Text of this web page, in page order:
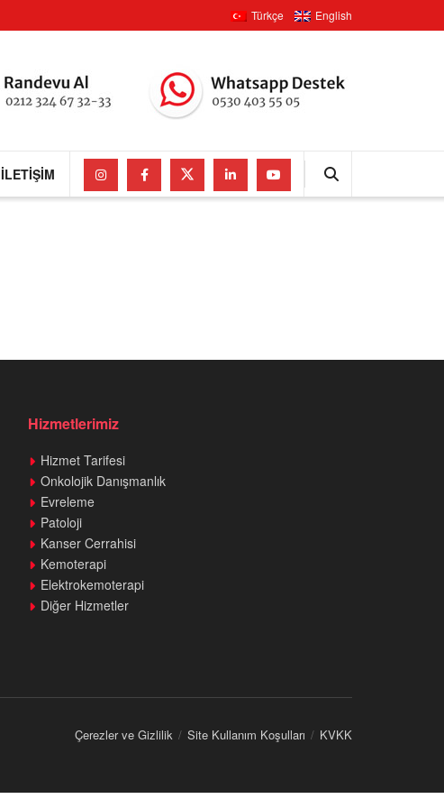
Türkçe English
İLETIŞIM
Hizmetlerimiz
Hizmet Tarifesi
Onkolojik Danışmanlık
Evreleme
Patoloji
Kanser Cerrahisi
Kemoterapi
Elektrokemoterapi
Diğer Hizmetler
Çerezler ve Gizlilik Site Kullanım Koşulları KVKK